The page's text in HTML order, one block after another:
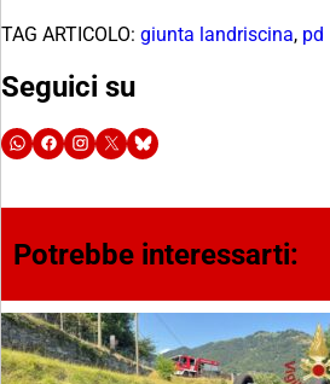
TAG ARTICOLO: giunta landriscina, pd
Seguici su
Potrebbe interessarti: